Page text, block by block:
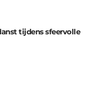
tijdens sfeervolle